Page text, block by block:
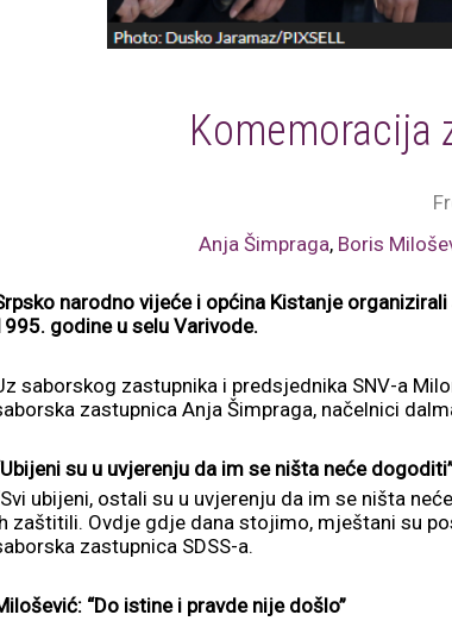
Komemoracija
Anja Šimpraga, Boris
narodno vijeće i općina Kistanje
godine u selu Varivode.
saborskog zastupnika i predsjednika SNV-a
zastupnica Anja Šimpraga, načelnici
su u uvjerenju da im se ništa neće
ubijeni, ostali su u uvjerenju da im se ništa
zaštitili. Ovdje gdje dana stojimo, mještani su
zastupnica SDSS-a.
“Do istine i pravde nije došlo”